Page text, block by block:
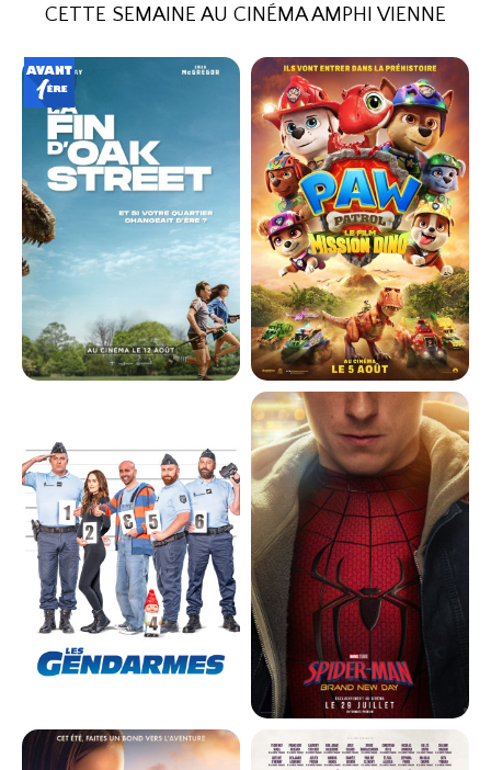
CETTE SEMAINE AU CINÉMA AMPHI VIENNE
Bande-annonce
Réservation
Science-Fiction,...
VF
LA PAT' PATROUILLE : LE FILM
MISSION DINO
Horaires et Infos
Bande-annonce
Réservation
Animation, Avent...
LES GENDARMES SPIDER-MAN: BRAND NEW DAY